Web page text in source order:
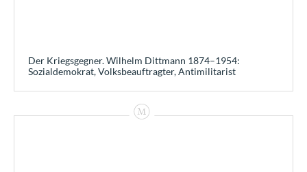
Der Kriegsgegner. Wilhelm Dittmann 1874–1954:
Sozialdemokrat, Volksbeauftragter, Antimilitarist